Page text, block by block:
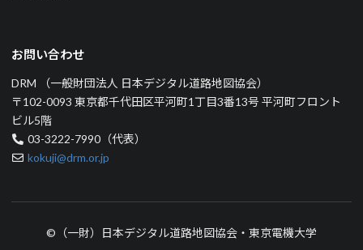
お問い合わせ
DRM （一般財団法人 日本デジタル道路地図協会）
〒102-0093 東京都千代田区平河町1丁目3番13号 平河町フロント
ビル5階
03-3222-7990（代表）
kokuji@drm.or.jp
©（一財）日本デジタル道路地図協会・東京電機大学